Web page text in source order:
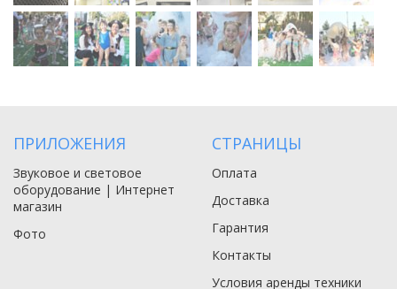
ПРИЛОЖЕНИЯ
Звуковое и световое
оборудование | Интернет
магазин
Фото
СТРАНИЦЫ
Оплата
Доставка
Гарантия
Контакты
Условия аренды техники